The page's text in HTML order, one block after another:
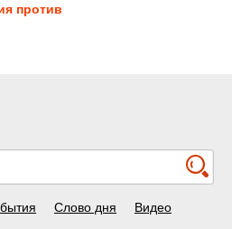
против
Слово дня Видео